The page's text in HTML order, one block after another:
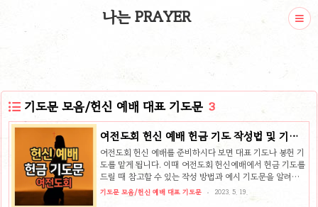
나는 PRAYER
기도문 모음/헌신 예배 대표 기도문 3
여전도회 헌신 예배 헌금 기도 작성법 및 기도
문 예시
여전도회 헌신 예배를 준비하시다 보면 대표 기도나 봉헌 기
도를 맡게 됩니다. 이때 여전도회 헌신예배에서 헌금 기도를
드릴 때 참고할 수 있는 작성 방법과 예시 기도문을 알려드
립니다. 여전도회 헌신 예배 헌금 기도문 작성법 헌금 기도문
은 봉헌의 진정한 의미를 이해하고, 그에 따라 기도해야 합니
기도문 모음/헌신 예배 대표 기도문 2023. 5. 19.